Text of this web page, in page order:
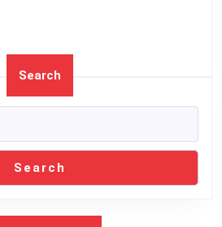
Search
Search